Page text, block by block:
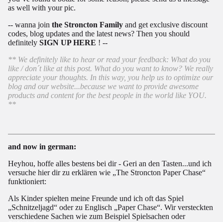
as well with your pic.
-- wanna join the Stroncton Family and get exclusive discount
codes, blog updates and the latest news? Then you should
definitely SIGN UP HERE ! --
** We definitely like to hear or read your feedback: What do you
like / don´t like at this post. What do you want to know? We really
appreciate your thoughts. In this way, you help us to optimize our
blog and our website...because we want to provide awesome
products and content for the best people in the world like YOU.
**
and now in german:
Heyhou, hoffe alles bestens bei dir - Geri an den Tasten...und ich
versuche hier dir zu erklären wie „The Stroncton Paper Chase“
funktioniert:
Als Kinder spielten meine Freunde und ich oft das Spiel
„Schnitzeljagd“ oder zu Englisch „Paper Chase“. Wir versteckten
verschiedene Sachen wie zum Beispiel Spielsachen oder